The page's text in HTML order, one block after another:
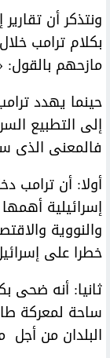
ونتذكر أن
بكلام ترامب
مازحهم
حينما يهدد
إلى التطبيع
فالمعنى الذى
أولا: أن ترامب
إسرائيلية
والنووية
خطرا على
ثانيا: أنه ضحى
ساحة لمعركة
البلدان من أجل